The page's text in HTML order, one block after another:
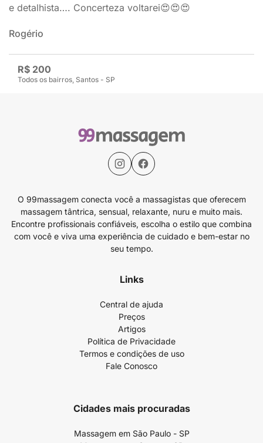
R$ 200
Todos os bairros, Santos - SP
e detalhista…. Concerteza voltarei😍😍😍
Rogério
O 99massagem conecta você a massagistas que oferecem
massagem tântrica, sensual, relaxante, nuru e muito mais.
Encontre profissionais confiáveis, escolha o estilo que combina
com você e viva uma experiência de cuidado e bem-estar no
seu tempo.
Links
Central de ajuda
Preços
Artigos
Política de Privacidade
Termos e condições de uso
Fale Conosco
Cidades mais procuradas
Massagem em São Paulo - SP